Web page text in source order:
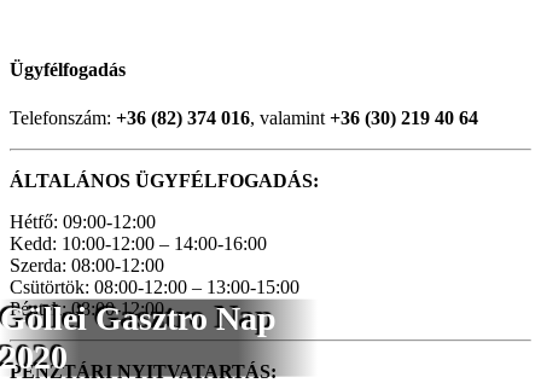
Göllei Gasztro Nap
2020
Ügyfélfogadás
Telefonszám: +36 (82) 374 016, valamint +36 (30) 219 40 64
ÁLTALÁNOS ÜGYFÉLFOGADÁS:
Hétfő: 09:00-12:00
Kedd: 10:00-12:00 – 14:00-16:00
Szerda: 08:00-12:00
Csütörtök: 08:00-12:00 – 13:00-15:00
Péntek: 08:00-12:00
PÉNZTÁRI NYITVATARTÁS: